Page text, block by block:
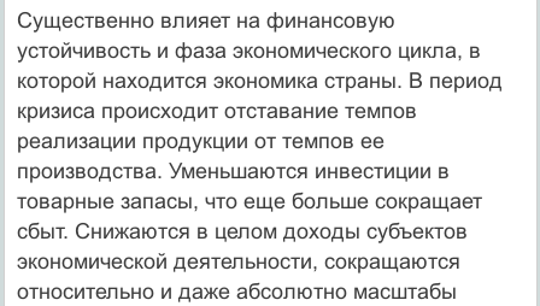
Существенно влияет на финансовую
устойчивость и фаза экономического цикла, в
которой находится экономика страны. В период
кризиса происходит отставание темпов
реализации продукции от темпов ее
производства. Уменьшаются инвестиции в
товарные запасы, что еще больше сокращает
сбыт. Снижаются в целом доходы субъектов
экономической деятельности, сокращаются
относительно и даже абсолютно масштабы